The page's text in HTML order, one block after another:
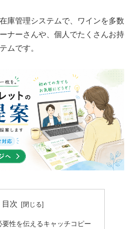
庫管理システムで、ワインを多数
ナーさんや、個人でたくさんお持
ムです。
目次
要性を伝えるキャッチコピー